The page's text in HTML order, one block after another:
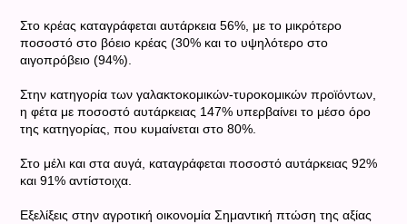
Στο κρέας καταγράφεται αυτάρκεια 56%, με το μικρότερο
ποσοστό στο βόειο κρέας (30% και το υψηλότερο στο
αιγοπρόβειο (94%).
Στην κατηγορία των γαλακτοκομικών-τυροκομικών προϊόντων,
η φέτα με ποσοστό αυτάρκειας 147% υπερβαίνει το μέσο όρο
της κατηγορίας, που κυμαίνεται στο 80%.
Στο μέλι και στα αυγά, καταγράφεται ποσοστό αυτάρκειας 92%
και 91% αντίστοιχα.
Εξελίξεις στην αγροτική οικονομία Σημαντική πτώση της αξίας